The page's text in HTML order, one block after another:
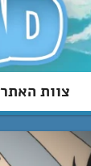
צוות האתר